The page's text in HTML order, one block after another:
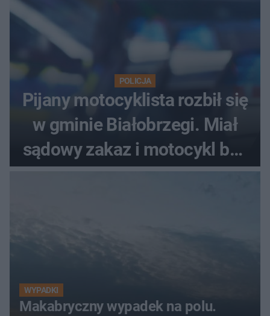
POLICJA
Pijany motocyklista rozbił się
w gminie Białobrzegi. Miał
sądowy zakaz i motocykl bez
tablic
WYPADKI
Makabryczny wypadek na polu.